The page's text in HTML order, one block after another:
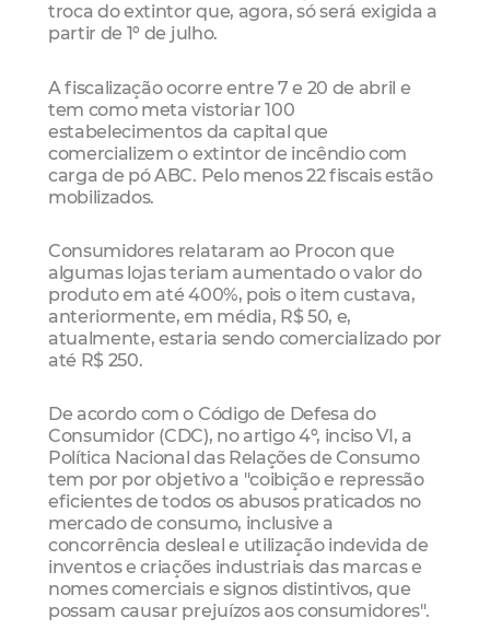
troca do extintor que, agora, só será exigida a
partir de 1º de julho.
A fiscalização ocorre entre 7 e 20 de abril e
tem como meta vistoriar 100
estabelecimentos da capital que
comercializem o extintor de incêndio com
carga de pó ABC. Pelo menos 22 fiscais estão
mobilizados.
Consumidores relataram ao Procon que
algumas lojas teriam aumentado o valor do
produto em até 400%, pois o item custava,
anteriormente, em média, R$ 50, e,
atualmente, estaria sendo comercializado por
até R$ 250.
De acordo com o Código de Defesa do
Consumidor (CDC), no artigo 4º, inciso VI, a
Política Nacional das Relações de Consumo
tem por por objetivo a "coibição e repressão
eficientes de todos os abusos praticados no
mercado de consumo, inclusive a
concorrência desleal e utilização indevida de
inventos e criações industriais das marcas e
nomes comerciais e signos distintivos, que
possam causar prejuízos aos consumidores".